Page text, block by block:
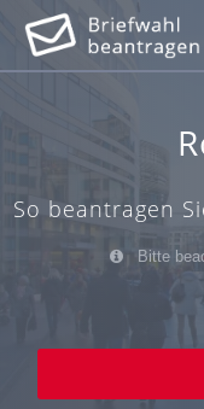
So beantragen
Bitte